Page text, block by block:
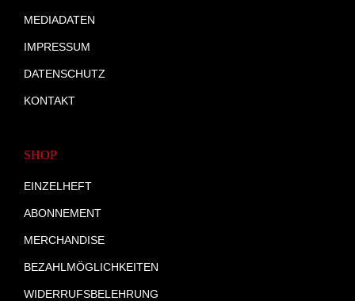
MEDIADATEN
IMPRESSUM
DATENSCHUTZ
KONTAKT
SHOP
EINZELHEFT
ABONNEMENT
MERCHANDISE
BEZAHLMÖGLICHKEITEN
WIDERRUFSBELEHRUNG